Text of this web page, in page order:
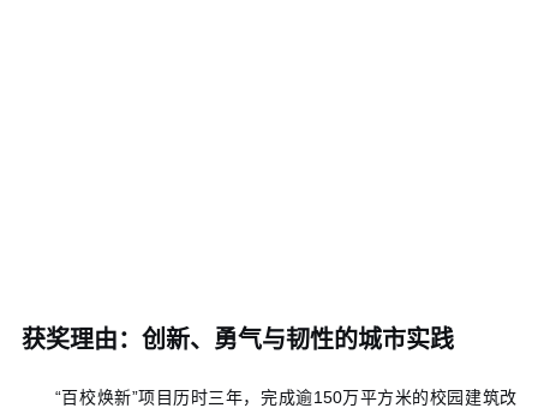
获奖理由：创新、勇气与韧性的城市实践
“百校焕新”项目历时三年，完成逾150万平方米的校园建筑改